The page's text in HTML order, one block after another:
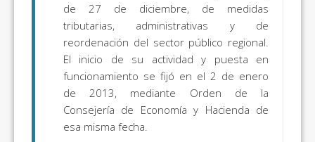
de 27 de diciembre, de medidas
tributarias, administrativas y de
reordenación del sector público regional.
El inicio de su actividad y puesta en
funcionamiento se fijó en el 2 de enero
de 2013, mediante Orden de la
Consejería de Economía y Hacienda de
esa misma fecha.